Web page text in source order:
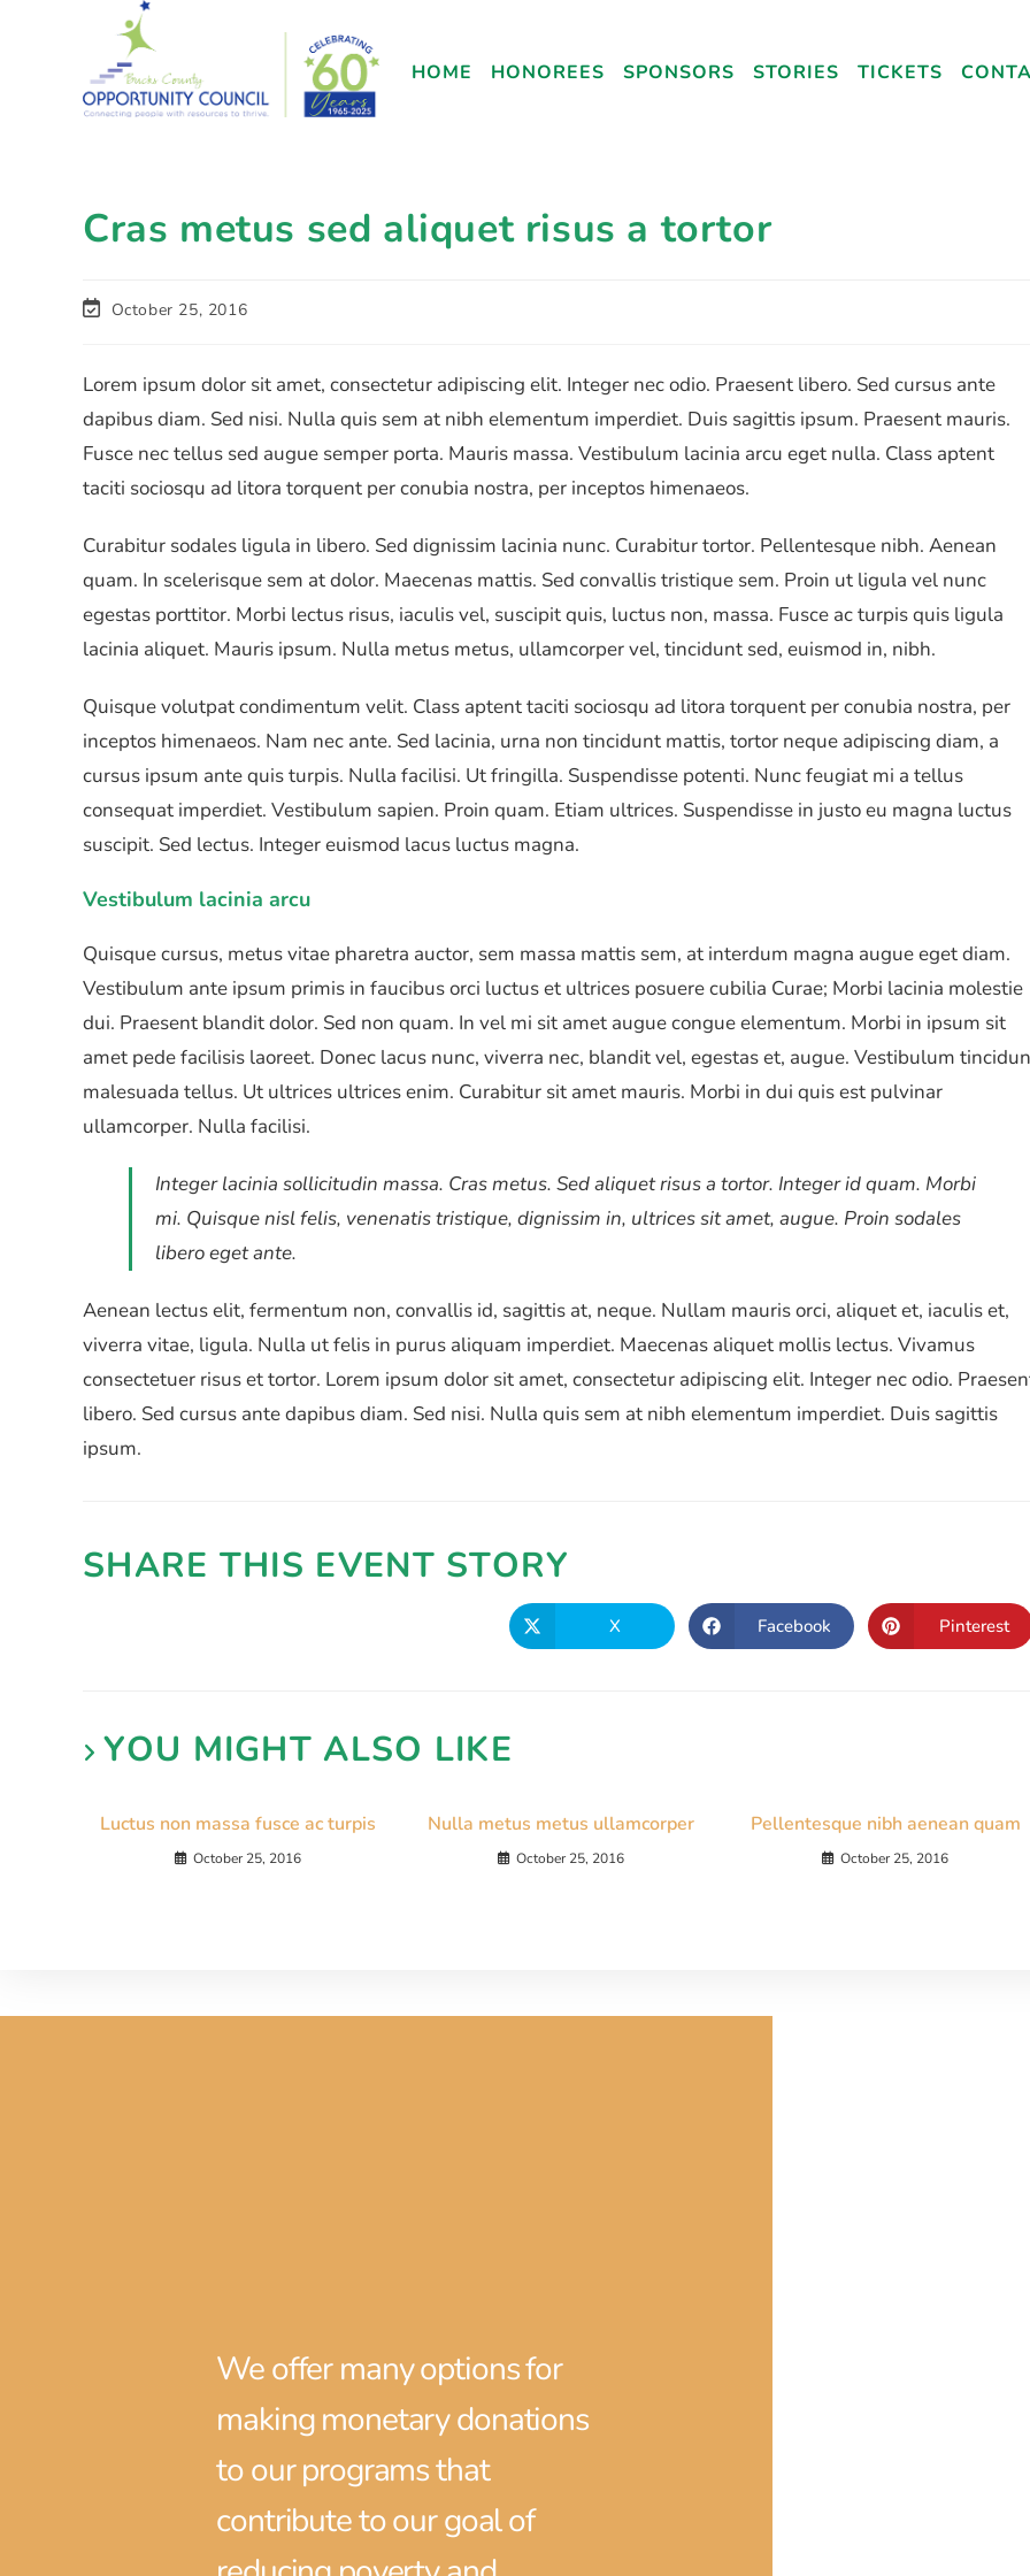
HOME HONOREES SPONSORS STORIES TICKETS
Cras metus sed aliquet risus a tortor
October 25, 2016
Lorem ipsum dolor sit amet, consectetur adipiscing elit. Integer nec odio. Praesent libero. Sed cursus ante
dapibus diam. Sed nisi. Nulla quis sem at nibh elementum imperdiet. Duis sagittis ipsum. Praesent mauris.
Fusce nec tellus sed augue semper porta. Mauris massa. Vestibulum lacinia arcu eget nulla. Class aptent
taciti sociosqu ad litora torquent per conubia nostra, per inceptos himenaeos.
Curabitur sodales ligula in libero. Sed dignissim lacinia nunc. Curabitur tortor. Pellentesque nibh. Aenean
quam. In scelerisque sem at dolor. Maecenas mattis. Sed convallis tristique sem. Proin ut ligula vel nunc
egestas porttitor. Morbi lectus risus, iaculis vel, suscipit quis, luctus non, massa. Fusce ac turpis quis ligula
lacinia aliquet. Mauris ipsum. Nulla metus metus, ullamcorper vel, tincidunt sed, euismod in, nibh.
Quisque volutpat condimentum velit. Class aptent taciti sociosqu ad litora torquent per conubia nostra, per
inceptos himenaeos. Nam nec ante. Sed lacinia, urna non tincidunt mattis, tortor neque adipiscing diam, a
cursus ipsum ante quis turpis. Nulla facilisi. Ut fringilla. Suspendisse potenti. Nunc feugiat mi a tellus
consequat imperdiet. Vestibulum sapien. Proin quam. Etiam ultrices. Suspendisse in justo eu magna luctus
suscipit. Sed lectus. Integer euismod lacus luctus magna.
Vestibulum lacinia arcu
Quisque cursus, metus vitae pharetra auctor, sem massa mattis sem, at interdum magna augue eget diam.
Vestibulum ante ipsum primis in faucibus orci luctus et ultrices posuere cubilia Curae; Morbi lacinia molestie
dui. Praesent blandit dolor. Sed non quam. In vel mi sit amet augue congue elementum. Morbi in ipsum sit
amet pede facilisis laoreet. Donec lacus nunc, viverra nec, blandit vel, egestas et, augue. Vestibulum
malesuada tellus. Ut ultrices ultrices enim. Curabitur sit amet mauris. Morbi in dui quis est pulvinar
ullamcorper. Nulla facilisi.
Integer lacinia sollicitudin massa. Cras metus. Sed aliquet risus a tortor. Integer id quam. Morbi
mi. Quisque nisl felis, venenatis tristique, dignissim in, ultrices sit amet, augue. Proin sodales
libero eget ante.
Aenean lectus elit, fermentum non, convallis id, sagittis at, neque. Nullam mauris orci, aliquet et, iaculis et,
viverra vitae, ligula. Nulla ut felis in purus aliquam imperdiet. Maecenas aliquet mollis lectus. Vivamus
consectetuer risus et tortor. Lorem ipsum dolor sit amet, consectetur adipiscing elit. Integer nec odio.
libero. Sed cursus ante dapibus diam. Sed nisi. Nulla quis sem at nibh elementum imperdiet. Duis sagittis
ipsum.
SHARE THIS EVENT STORY
X Facebook Pinterest
YOU MIGHT ALSO LIKE
Luctus non massa fusce ac turpis
October 25, 2016
Nulla metus metus ullamcorper
October 25, 2016
Pellentesque nibh aenean quam
October 25, 2016
We offer many options for
making monetary donations
to our programs that
contribute to our goal of